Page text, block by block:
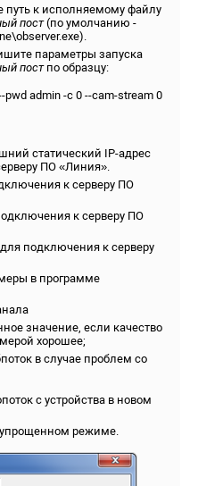
путь к исполняемому файлу
пост(по умолчанию -
параметры запуска
постпо образцу:
pwd admin -c 0 --cam-stream 0
статический IP-адрес
ПО «Линия».
к серверу ПО
к серверу ПО
подключения к серверу
в программе
значение, если качество
хорошее;
в случае проблем со
с устройства в новом
упрощенном режиме.